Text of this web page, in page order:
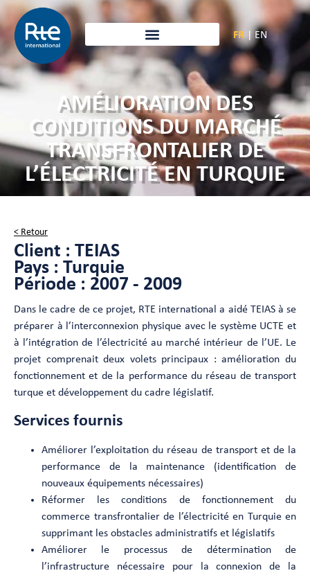
FR | EN
AMÉLIORATION DES
CONDITIONS DU MARCHÉ
TRANSFRONTALIER DE
L’ÉLECTRICITÉ EN TURQUIE
< Retour
Client : TEIAS
Pays : Turquie
Période : 2007 - 2009
Dans le cadre de ce projet, RTE international a aidé TEIAS à se
préparer à l’interconnexion physique avec le système UCTE et
à l’intégration de l’électricité au marché intérieur de l’UE. Le
projet comprenait deux volets principaux : amélioration du
fonctionnement et de la performance du réseau de transport
turque et développement du cadre législatif.
Services fournis
Améliorer l’exploitation du réseau de transport et de la
performance de la maintenance (identification de
nouveaux équipements nécessaires)
Réformer les conditions de fonctionnement du
commerce transfrontalier de l’électricité en Turquie en
supprimant les obstacles administratifs et législatifs
Améliorer le processus de détermination de
l’infrastructure nécessaire pour la connexion de la